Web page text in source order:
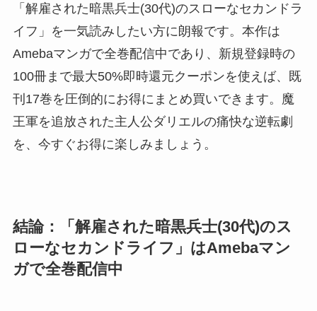
「解雇された暗黒兵士(30代)のスローなセカンドラ
イフ」を一気読みしたい方に朗報です。本作は
Amebaマンガで全巻配信中であり、新規登録時の
100冊まで最大50%即時還元クーポンを使えば、既
刊17巻を圧倒的にお得にまとめ買いできます。魔
王軍を追放された主人公ダリエルの痛快な逆転劇
を、今すぐお得に楽しみましょう。
結論：「解雇された暗黒兵士(30代)のス
ローなセカンドライフ」はAmebaマン
ガで全巻配信中